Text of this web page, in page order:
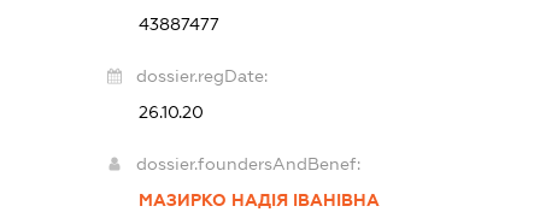
43887477
dossier.regDate:
26.10.20
dossier.foundersAndBenef:
МАЗИРКО НАДІЯ ІВАНІВНА